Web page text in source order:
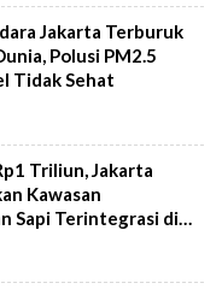
Jakarta Terburuk
Polusi PM2.5
Tidak Sehat
Triliun, Jakarta
Kawasan
Sapi Terintegrasi di